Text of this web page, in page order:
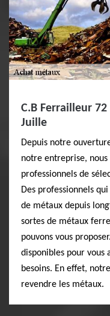
C.B Ferrailleur
Juille
Depuis notre
notre entreprise, nous
professionnels de
Des professionnels
de métaux depuis
sortes de métaux
pouvons vous
disponibles pour vous
besoins. En effet,
revendre les métaux.